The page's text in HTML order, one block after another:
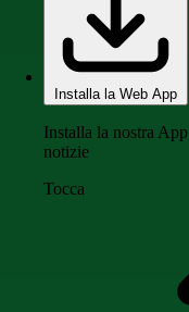
Installa la Web App
Installa la nostra
notizie
Tocca